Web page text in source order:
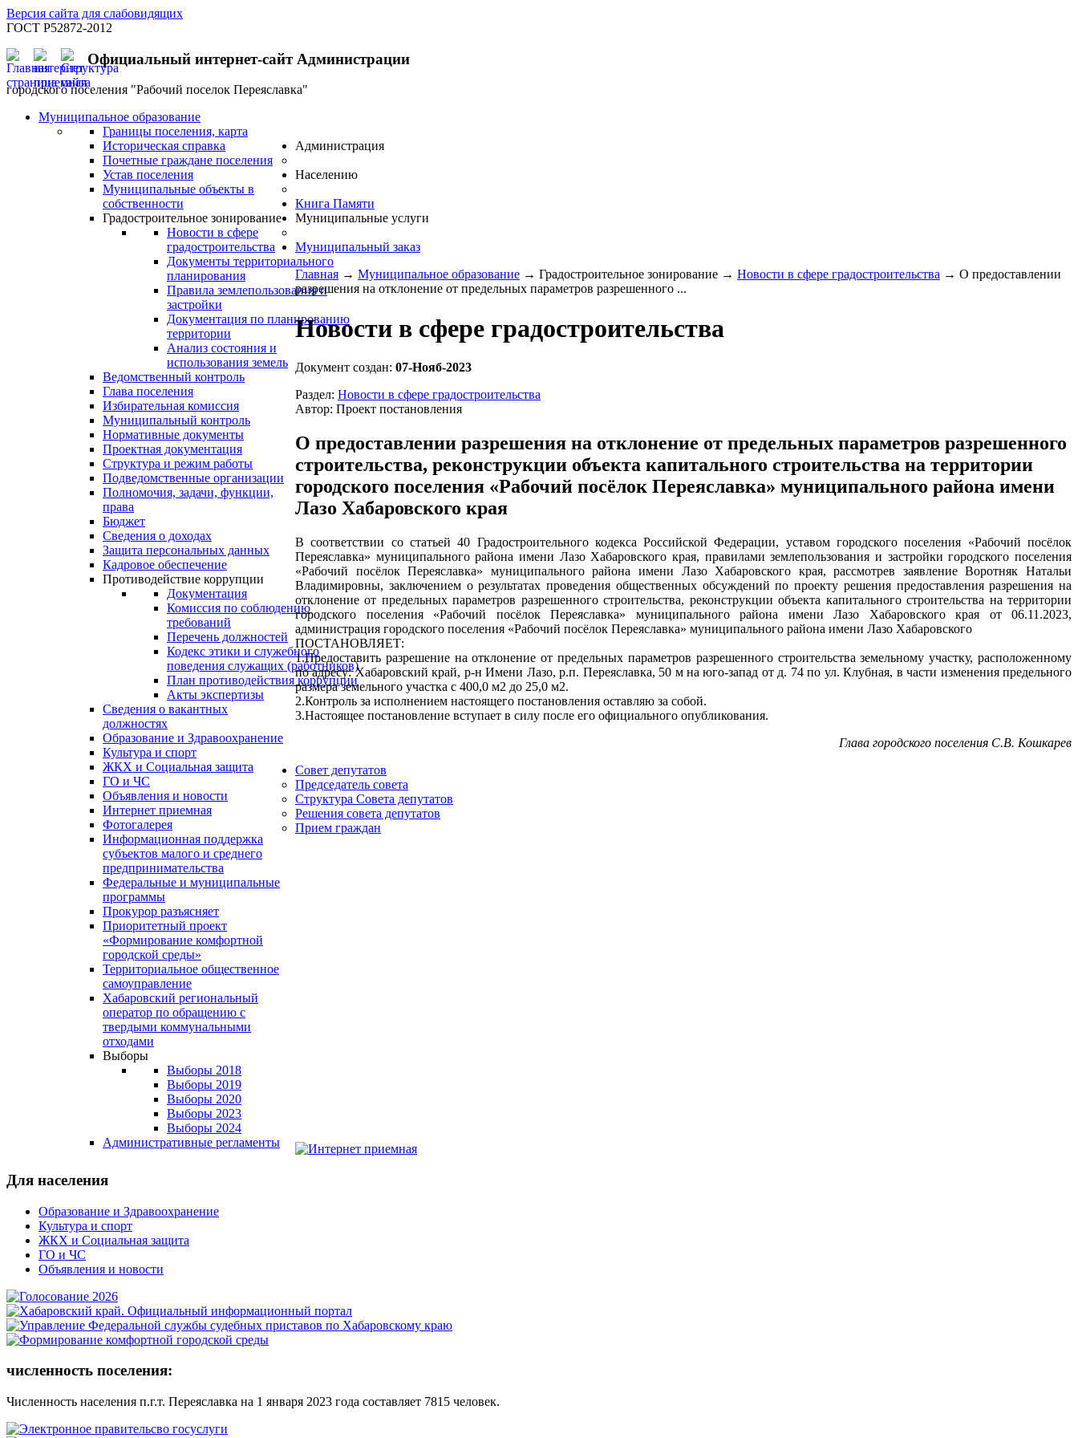
Версия сайта для слабовидящих
ГОСТ Р52872-2012
Официальный интернет-сайт Администрации
городского поселения "Рабочий поселок Переяславка"
Муниципальное образование
Границы поселения, карта
Историческая справка
Почетные граждане поселения
Устав поселения
Муниципальные объекты в
собственности
Градостроительное зонирование
Новости в сфере
градостроительства
Документы территориального
планирования
Правила землепользования и
застройки
Документация по планированию
территории
Анализ состояния и
использования земель
Ведомственный контроль
Глава поселения
Избирательная комиссия
Муниципальный контроль
Администрация
Нормативные документы
Проектная документация
Структура и режим работы
Подведомственные организации
Полномочия, задачи, функции,
права
Бюджет
Сведения о доходах
Защита персональных данных
Кадровое обеспечение
Противодействие коррупции
Документация
Комиссия по соблюдению
требований
Перечень должностей
Кодекс этики и служебного
поведения служащих (работников)
План противодействия коррупции
Акты экспертизы
Сведения о вакантных
должностях
Населению
Образование и Здравоохранение
Культура и спорт
ЖКХ и Социальная защита
ГО и ЧС
Объявления и новости
Интернет приемная
Фотогалерея
Информационная поддержка
субъектов малого и среднего
предпринимательства
Федеральные и муниципальные
программы
Прокурор разъясняет
Приоритетный проект
«Формирование комфортной
городской среды»
Территориальное общественное
самоуправление
Хабаровский региональный
оператор по обращению с
твердыми коммунальными
отходами
Выборы
Выборы 2018
Выборы 2019
Выборы 2020
Выборы 2023
Выборы 2024
Книга Памяти
Муниципальные услуги
Административные регламенты
Муниципальный заказ
Главная → Муниципальное образование → Градостроительное зонирование → Новости в сфере градостроительства → О предоставлении
разрешения на отклонение от предельных параметров разрешенного ...
Новости в сфере градостроительства
Документ создан: 07-Нояб-2023
Раздел: Новости в сфере градостроительства
Автор: Проект постановления
О предоставлении разрешения на отклонение от предельных параметров разрешенного
строительства, реконструкции объекта капитального строительства на территории
городского поселения «Рабочий посёлок Переяславка» муниципального района имени
Лазо Хабаровского края
В соответствии со статьей 40 Градостроительного кодекса Российской Федерации, уставом городского поселения «Рабочий посёлок
Переяславка» муниципального района имени Лазо Хабаровского края, правилами землепользования и застройки городского поселения
«Рабочий посёлок Переяславка» муниципального района имени Лазо Хабаровского края, рассмотрев заявление Воротняк Натальи
Владимировны, заключением о результатах проведения общественных обсуждений по проекту решения предоставления разрешения на
отклонение от предельных параметров разрешенного строительства, реконструкции объекта капитального строительства на территории
городского поселения «Рабочий посёлок Переяславка» муниципального района имени Лазо Хабаровского края от 06.11.2023,
администрация городского поселения «Рабочий посёлок Переяславка» муниципального района имени Лазо Хабаровского
ПОСТАНОВЛЯЕТ:
1.Предоставить разрешение на отклонение от предельных параметров разрешенного строительства земельному участку, расположенному
по адресу: Хабаровский край, р-н Имени Лазо, р.п. Переяславка, 50 м на юго-запад от д. 74 по ул. Клубная, в части изменения предельного
размера земельного участка с 400,0 м2 до 25,0 м2.
2.Контроль за исполнением настоящего постановления оставляю за собой.
3.Настоящее постановление вступает в силу после его официального опубликования.
Глава городского поселения С.В. Кошкарев
Совет депутатов
Председатель совета
Структура Совета депутатов
Решения совета депутатов
Прием граждан
Для населения
Образование и Здравоохранение
Культура и спорт
ЖКХ и Социальная защита
ГО и ЧС
Объявления и новости
численность поселения:
Численность населения п.г.т. Переяславка на 1 января 2023 года составляет 7815 человек.